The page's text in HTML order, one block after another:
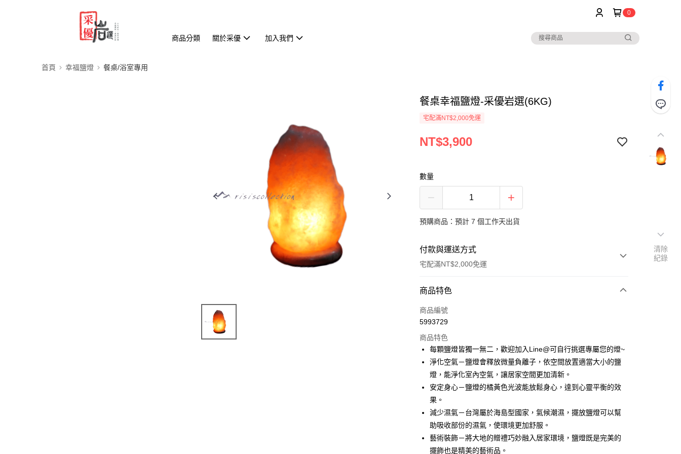
0
商品分類 關於采優 加入我們
首頁 幸福鹽燈 餐桌/浴室專用
餐桌幸福鹽燈-采優岩選(6KG)
宅配滿NT$2,000免運
NT$3,900
數量
預購商品：預計 7 個工作天出貨
付款與運送方式
宅配滿NT$2,000免運
付款方式
信用卡一次付款
Apple Pay
街口支付
悠遊付
ATM付款
運送方式
商品特色
商品編號
5993729
商品特色
每顆鹽燈皆獨一無二，歡迎加入Line@可自行挑選專屬您的燈~
淨化空氣－鹽燈會釋放微量負離子，依空間放置適當大小的鹽
燈，能淨化室內空氣，讓居家空間更加清新。
安定身心－鹽燈的橘黃色光波能放鬆身心，達到心靈平衡的效
果。
減少濕氣－台灣屬於海島型國家，氣候潮濕，擺放鹽燈可以幫
助吸收部份的濕氣，使環境更加舒服。
藝術裝飾－將大地的贈禮巧妙融入居家環境，鹽燈既是完美的
擺飾也是精美的藝術品。
清除
紀錄